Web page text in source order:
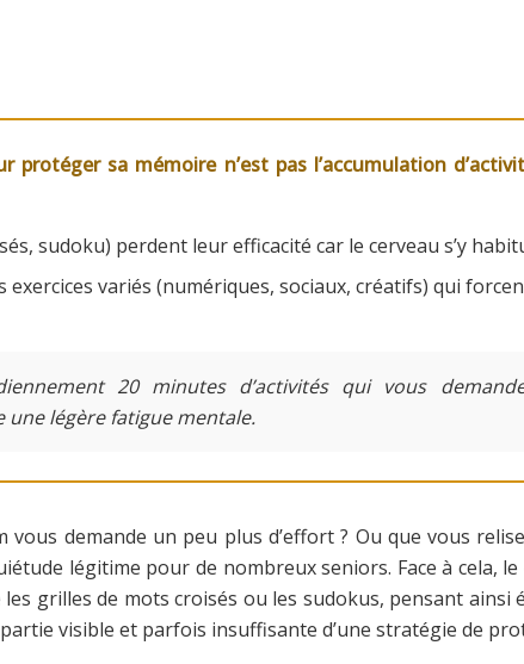
protéger sa mémoire n’est pas l’accumulation
sudoku) perdent leur efficacité car le cerveau s’y
variés (numériques, sociaux, créatifs) qui
20 minutes d’activités qui vous
une légère fatigue mentale.
demande un peu plus d’effort ? Ou que vous
légitime pour de nombreux seniors. Face à cela,
grilles de mots croisés ou les sudokus, pensant
visible et parfois insuffisante d’une stratégie de